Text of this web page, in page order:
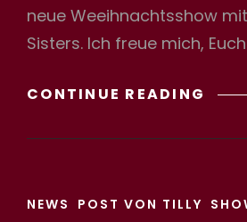
neue Weeihnachtsshow
Sisters. Ich freue mich,
CONTINUE READING
IM
CAT
NEWS POST VON TILLY